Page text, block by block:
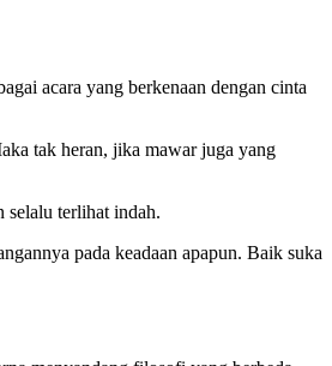
acara yang berkenaan dengan cinta
tak heran, jika mawar juga yang
selalu terlihat indah.
pada keadaan apapun. Baik suka